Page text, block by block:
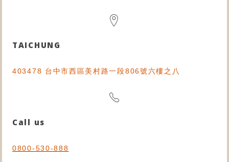
TAICHUNG
403478 台中市西區美村路一段806號六樓之八
Call us
0800-530-888